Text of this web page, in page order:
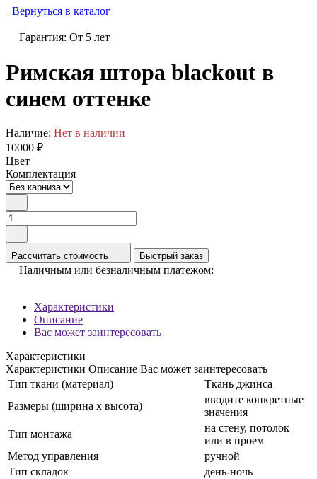
Вернуться в каталог
Гарантия: От 5 лет
Римская штора blackout в
синем оттенке
Наличие: Нет в наличии
10000 ₽
Цвет
Комплектация
Рассчитать стоимость Быстрый заказ
Наличным или безналичным платежом:
Характеристики
Описание
Вас может заинтересовать
Характеристики
Характеристики Описание Вас может заинтересовать
Тип ткани (материал)
Ткань джинса
Размеры (ширина x высота)
вводите конкретные
значения
Тип монтажа
на стену, потолок
или в проем
Метод управления
ручной
Тип складок
день-ночь